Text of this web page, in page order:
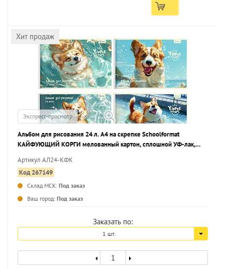
Хит продаж
Экспресс-просмотр
Альбом для рисования 24 л. А4 на скрепке Schoolformat
КАЙФУЮЩИЙ КОРГИ мелованный картон, сплошной УФ-лак,
Артикул АЛ24-КФК
Код 267149
Склад МСК: Под заказ
Ваш город: Под заказ
Заказать по:
1 шт.